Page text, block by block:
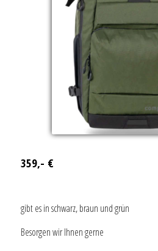
359,- €
gibt es in schwarz, braun und grün
Besorgen wir Ihnen gerne